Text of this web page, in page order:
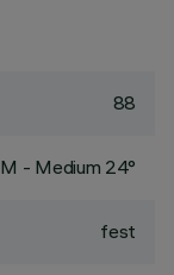
88
M - Medium 24°
fest